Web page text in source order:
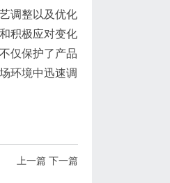
调整以及优化
积极应对变化
仅保护了产品
环境中迅速调
上一篇 下一篇